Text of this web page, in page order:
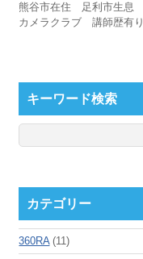
熊谷市在住 足利市生息
カメラクラブ 講師歴有り
キーワード検索
カテゴリー
360RA(11)